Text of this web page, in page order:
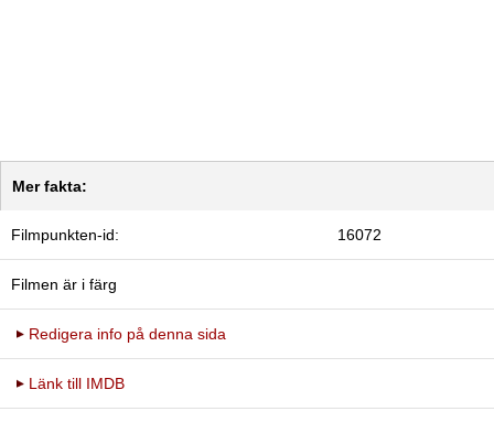
Mer fakta:
Filmpunkten-id: 16072
Filmen är i färg
Redigera info på denna sida
Länk till IMDB